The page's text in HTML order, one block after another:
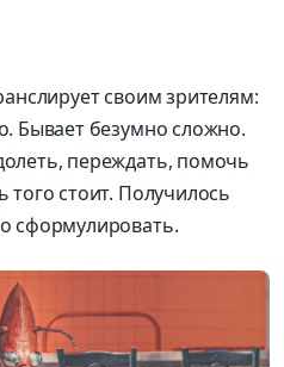
своим зрителям:
Бывает безумно сложно.
переждать, помочь
стоит. Получилось
сформулировать.